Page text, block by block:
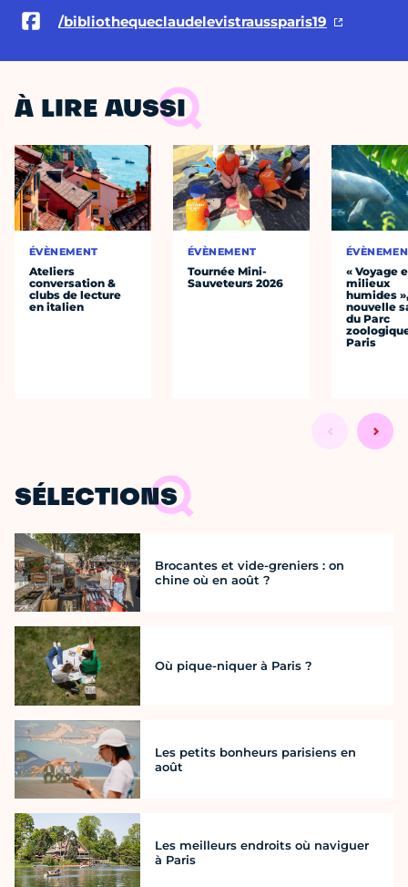
/bibliothequeclaudelevistraussparis19
À LIRE AUSSI
ÉVÈNEMENT
Ateliers
conversation &
clubs de lecture
en italien
ÉVÈNEMENT
Tournée Mini-
Sauveteurs 2026
« Voyage
milieux
humides
nouvelle
du Parc
Paris
SÉLECTIONS
Brocantes et vide-greniers : on
chine où en août ?
Où pique-niquer à Paris ?
Les petits bonheurs parisiens en
août
Les meilleurs endroits où naviguer
à Paris